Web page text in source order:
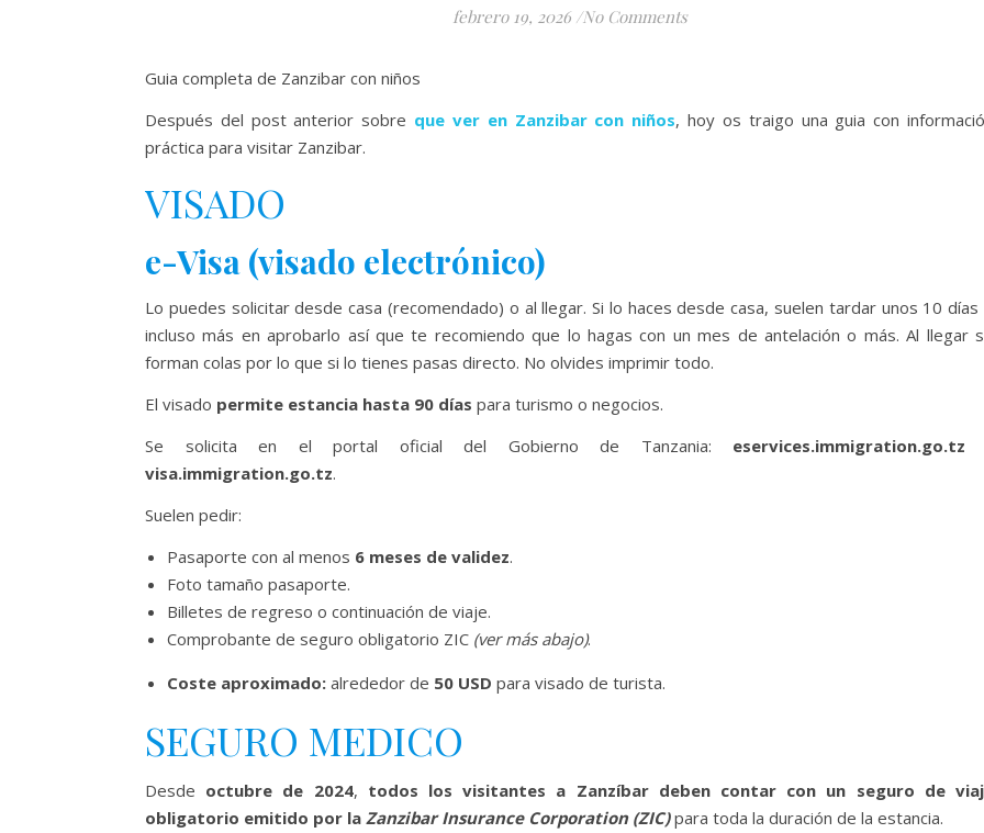
febrero 19, 2026 /No Comments
Guia completa de Zanzibar con niños
Después del post anterior sobre que ver en Zanzibar con niños, hoy os traigo una guia con
práctica para visitar Zanzibar.
VISADO
e-Visa (visado electrónico)
Lo puedes solicitar desde casa (recomendado) o al llegar. Si lo haces desde casa, suelen tardar unos 10 días
incluso más en aprobarlo así que te recomiendo que lo hagas con un mes de antelación o más. Al llegar
forman colas por lo que si lo tienes pasas directo. No olvides imprimir todo.
El visado permite estancia hasta 90 días para turismo o negocios.
Se solicita en el portal oficial del Gobierno de Tanzania:
visa.immigration.go.tz.
Suelen pedir:
Pasaporte con al menos 6 meses de validez.
Foto tamaño pasaporte.
Billetes de regreso o continuación de viaje.
Comprobante de seguro obligatorio ZIC (ver más abajo).
Coste aproximado: alrededor de 50 USD para visado de turista.
SEGURO MEDICO
Desde octubre de 2024, todos los visitantes a Zanzíbar deben contar con un seguro de
obligatorio emitido por la Zanzibar Insurance Corporation (ZIC)para toda la duración de la estancia.